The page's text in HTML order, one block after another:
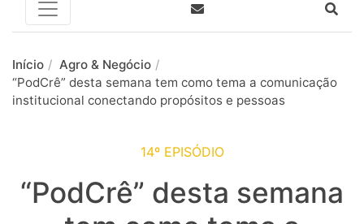
Início
Agro & Negócio
“PodCrê” desta semana tem como tema a comunicação
institucional conectando propósitos e pessoas
14º EPISÓDIO
“PodCrê” desta semana